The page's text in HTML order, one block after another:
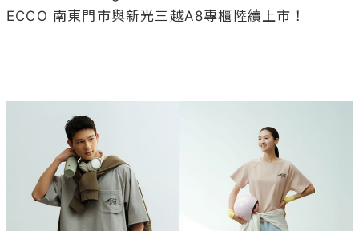
ECCO 南東門市與新光三越A8專櫃陸續上市！